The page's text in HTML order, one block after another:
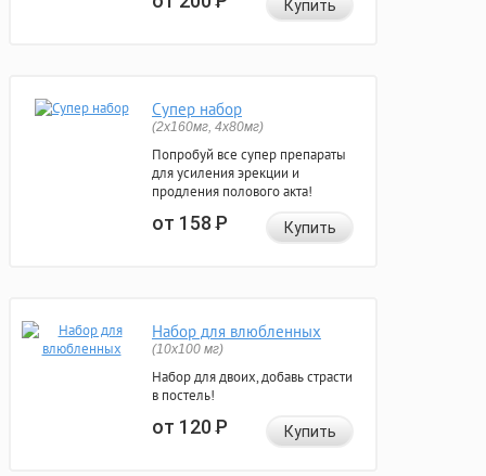
Купить
Супер набор
(2х160мг, 4х80мг)
Попробуй все супер препараты
для усиления эрекции и
продления полового акта!
от 158Р Купить
Набор для влюбленных
(10х100 мг)
Набор для двоих, добавь страсти
в постель!
от 120Р Купить